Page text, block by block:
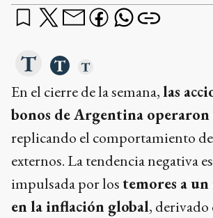
En el cierre de la semana,las
bonos de Argentina operaron
replicando el comportamiento de
externos. La tendencia negativa
impulsada por lostemores a
en la inflación global, derivado